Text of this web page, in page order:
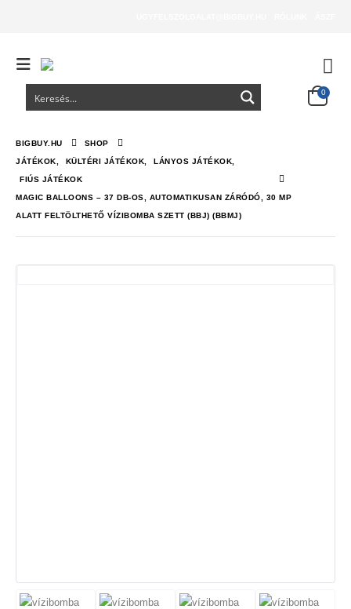
0
BIGBUY.HU SHOP
JÁTÉKOK KÜLTÉRI JÁTÉKOK LÁNYOS JÁTÉKOK
FIÚS JÁTÉKOK
MAGIC BALLOONS – 37 DB-OS, AUTOMATIKUSAN ZÁRÓDÓ, 30 MP
ALATT FELTÖLTHETŐ VÍZIBOMBA SZETT (BBJ) (BBMJ)